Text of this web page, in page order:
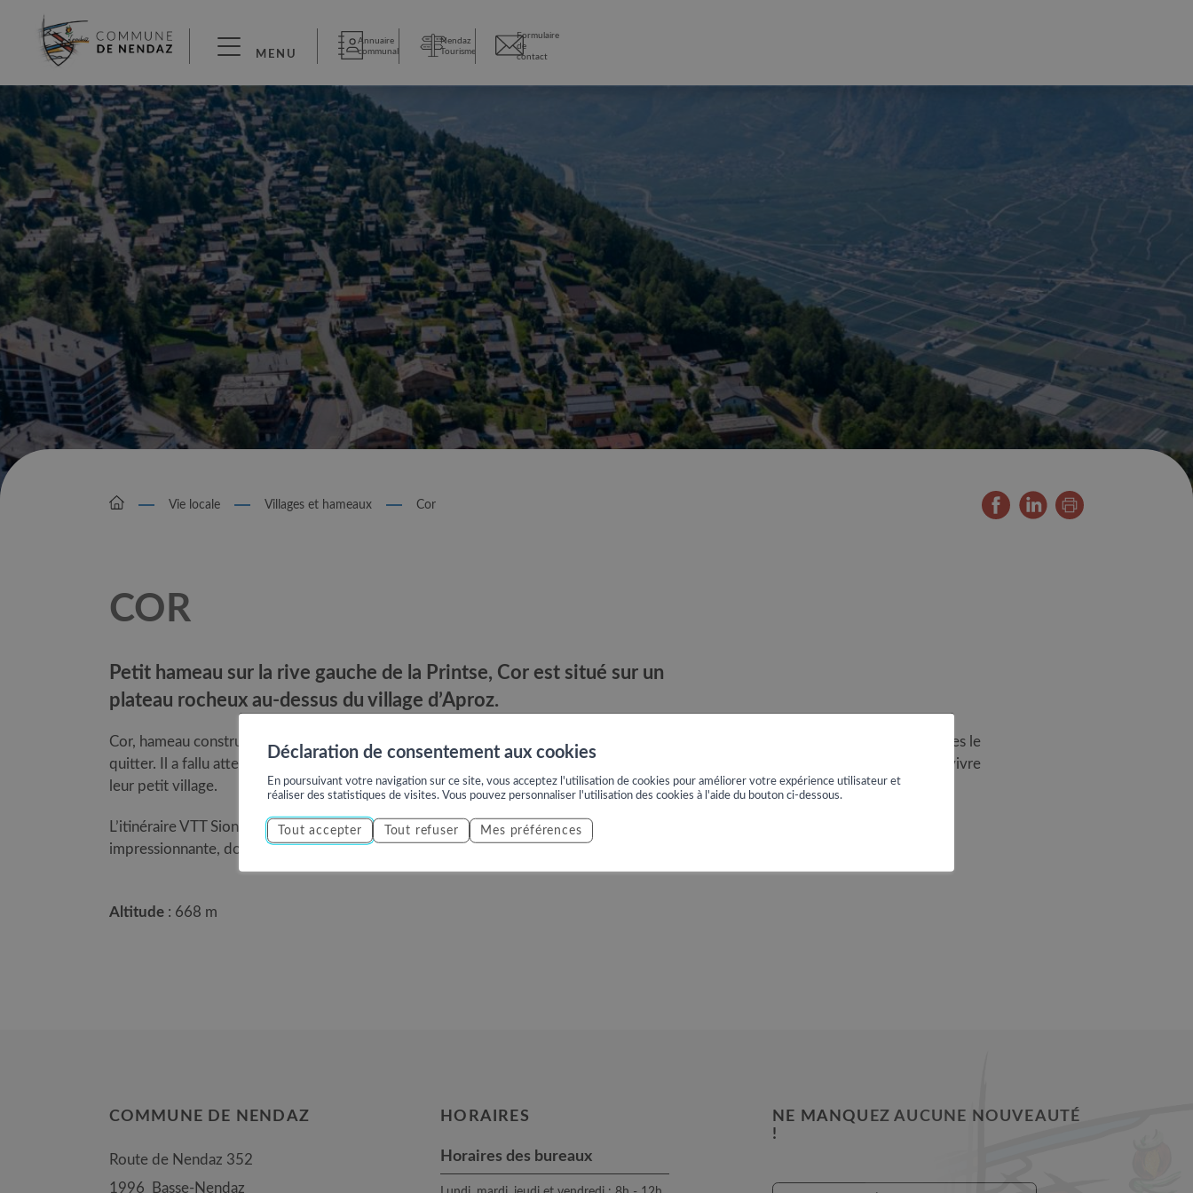
MENU
Annuaire
communal
Nendaz
Tourisme
Formulaire
de
contact
Vie locale Villages et hameaux Cor
COR
Petit hameau sur la rive gauche de la Printse, Cor est situé sur un
plateau rocheux au-dessus du village d’Aproz.
Cor, hameau construit sur un petit replat, se trouve dans une zone essentiellement agricole. Longtemps très isolé, il voyait ses jeunes le
quitter. Il a fallu attendre les années 60 pour qu’il soit relié par la route à Aproz, ce qui a redonné espoir à ses habitants de voir survivre
leur petit village.
L’itinéraire VTT Sion – Basse-Nendaz – Sion passant par Cor est classé parmi les parcours les plus difficiles en raison de la pente
impressionnante, donnée à 50%, entre ce hameau et Basse-Nendaz.
Altitude : 668 m
COMMUNE DE NENDAZ
Route de Nendaz 352
1996
Basse-Nendaz
HORAIRES
Horaires des bureaux
NE MANQUEZ AUCUNE NOUVEAUTÉ
!
Déclaration de consentement aux cookies
En poursuivant votre navigation sur ce site, vous acceptez l'utilisation de cookies pour améliorer votre expérience utilisateur et
réaliser des statistiques de visites. Vous pouvez personnaliser l'utilisation des cookies à l'aide du bouton ci-dessous.
Tout accepter Tout refuser Mes préférences